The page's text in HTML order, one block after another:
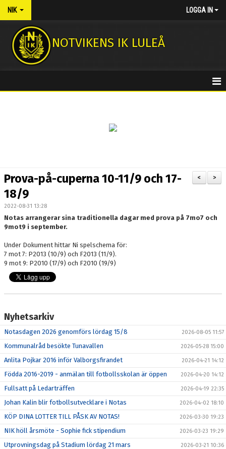
NIK LOGGA IN
NOTVIKENS IK LULEÅ
NOTASSHOPEN
STÄLLPLATSER
BILDGALLERI
OM KLUBBEN
DOKUMENT
LÄNKAR
>
<
Prova-på-cuperna 10-11/9 och 17-
18/9
2022-08-31 13:28
Notas arrangerar sina traditionella dagar med prova på 7mo7 och
9mot9 i september.
Under Dokument hittar Ni spelschema för:
7 mot 7: P2013 (10/9) och F2013 (11/9).
9 mot 9: P2010 (17/9) och F2010 (19/9)
Nyhetsarkiv
Notasdagen 2026 genomförs lördag 15/8 2026-08-05 11:57
Kommunalråd besökte Tunavallen 2026-05-28 15:00
Anlita Pojkar 2016 inför Valborgsfirandet 2026-04-21 14:12
Födda 2016-2019 - anmälan till fotbollsskolan är öppen 2026-04-20 14:12
Fullsatt på Ledarträffen 2026-04-19 22:35
Johan Kalin blir fotbollsutvecklare i Notas 2026-04-02 18:10
KÖP DINA LOTTER TILL PÅSK AV NOTAS! 2026-03-30 19:23
NIK höll årsmöte - Sophie fick stipendium 2026-03-23 19:29
Utprovningsdag på Stadium lördag 21 mars 2026-03-21 10:36